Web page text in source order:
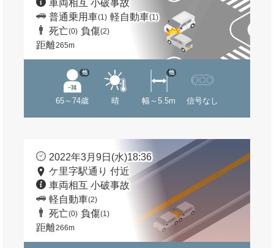
車両相互 小破事故
普通乗用車(1) 軽自動車(1)
死亡(0) 負傷(2)
距離265m
65～74歳
他
晴 幅～5.5m
他
信号なし
2022年3月9日(水)18:36
ケ里字駅通り 付近
車両相互 小破事故
軽自動車(2)
死亡(0) 負傷(1)
距離266m